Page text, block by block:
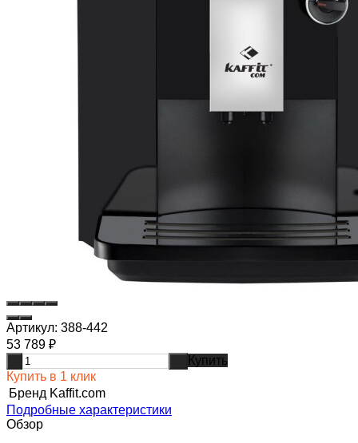
Артикул: 388-442
53 789 ₽
Купить
Купить в 1 клик
Бренд Kaffit.com
Подробные характеристики
Обзор